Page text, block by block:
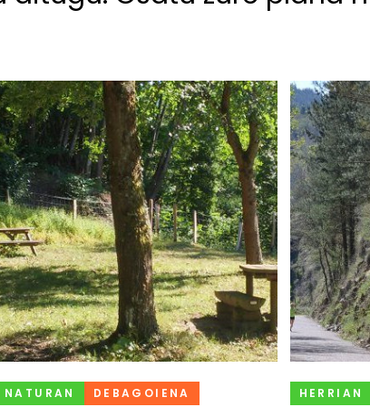
NATURAN DEBAGOIENA HERRIAN